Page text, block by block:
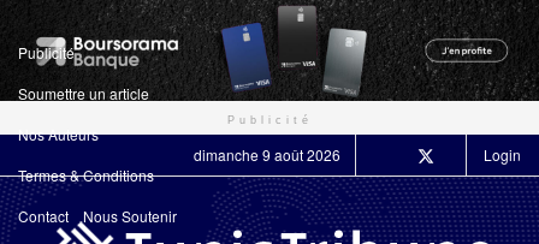
Publicité
Publicité
Soumettre un article
Nos Auteurs
Termes & Conditions
Contact
Nous Soutenir
dimanche 9 août 2026 Login